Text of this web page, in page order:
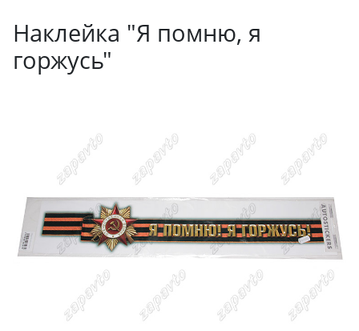
Наклейка "Я помню, я
горжусь"